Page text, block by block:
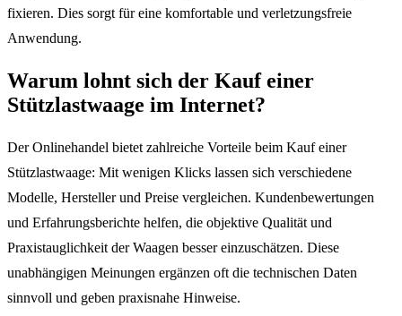
fixieren. Dies sorgt für eine komfortable und verletzungsfreie
Anwendung.
Warum lohnt sich der Kauf einer
Stützlastwaage im Internet?
Der Onlinehandel bietet zahlreiche Vorteile beim Kauf einer
Stützlastwaage: Mit wenigen Klicks lassen sich verschiedene
Modelle, Hersteller und Preise vergleichen. Kundenbewertungen
und Erfahrungsberichte helfen, die objektive Qualität und
Praxistauglichkeit der Waagen besser einzuschätzen. Diese
unabhängigen Meinungen ergänzen oft die technischen Daten
sinnvoll und geben praxisnahe Hinweise.